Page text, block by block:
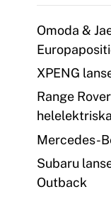
Omoda &
XPENG
Range
Mercedes-
Subaru
Outback